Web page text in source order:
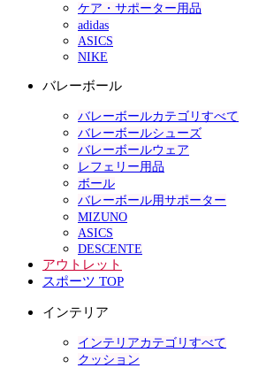
ケア・サポーター用品
adidas
ASICS
NIKE
バレーボール
バレーボールカテゴリすべて
バレーボールシューズ
バレーボールウェア
レフェリー用品
ボール
バレーボール用サポーター
MIZUNO
ASICS
DESCENTE
アウトレット
スポーツ TOP
インテリア
インテリアカテゴリすべて
クッション